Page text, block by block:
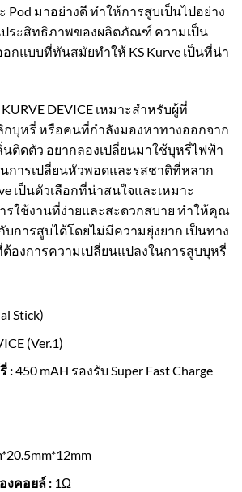
Pod มาอย่างดี ทำให้การสูบเป็นไปอย่าง
ระสิทธิภาพของผลิตภัณฑ์ ความเป็น
กแบบที่ทันสมัยทำให้ KS Kurve เป็นที่น่า
DEVICE เหมาะสำหรับผู้ที่
กบุหรี่ หรือคนที่กำลังมองหาทางออกจาก
ติดตัว อยากลองเปลี่ยนมาใช้บุหรี่ไฟฟ้า
การเปลี่ยนหัวพอดและรสชาติที่หลาก
เป็นตัวเลือกที่น่าสนใจและเหมาะ
รใช้งานที่ง่ายและสะดวกสบาย ทำให้คุณ
บการสูบได้โดยไม่มีความยุ่งยาก เป็นทาง
องการความเปลี่ยนแปลงในการสูบบุหรี่
Stick)
(Ver.1)
:450 mAH รองรับ Super Fast Charge
งคอยล์ :1Ω